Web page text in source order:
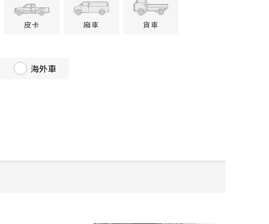
皮卡 廂車 貨車
海外車